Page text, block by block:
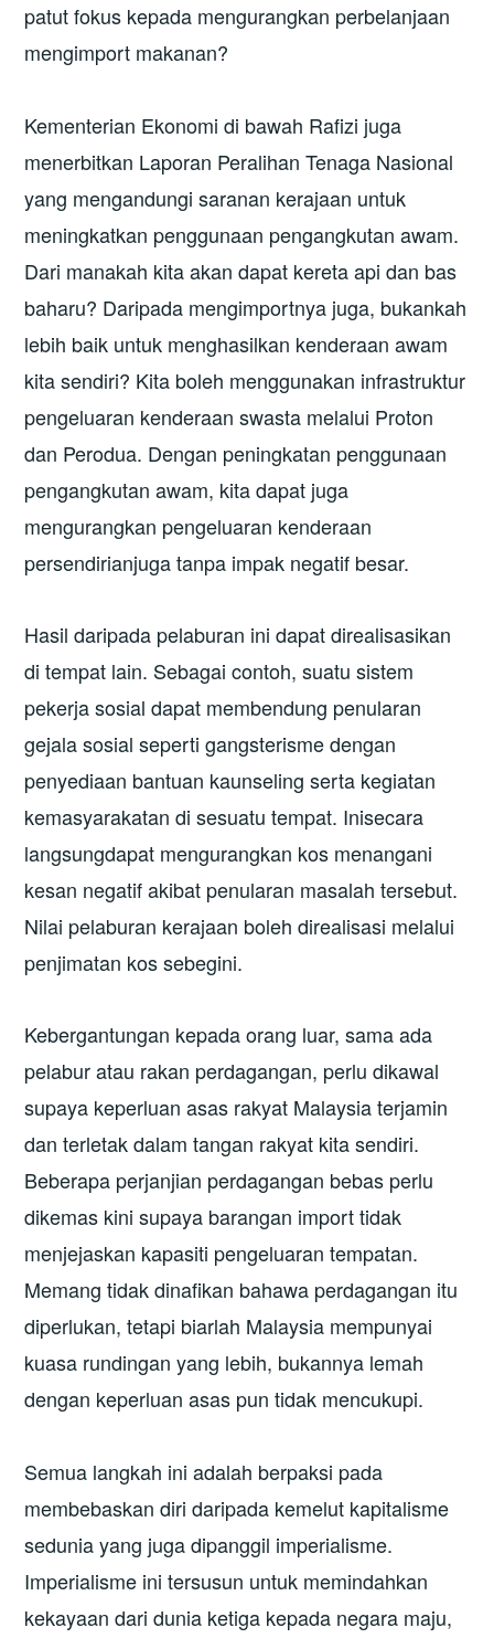
patut fokus kepada mengurangkan perbelanjaan
mengimport makanan?
Kementerian Ekonomi di bawah Rafizi juga
menerbitkan Laporan Peralihan Tenaga Nasional
yang mengandungi saranan kerajaan untuk
meningkatkan penggunaan pengangkutan awam.
Dari manakah kita akan dapat kereta api dan bas
baharu? Daripada mengimportnya juga, bukankah
lebih baik untuk menghasilkan kenderaan awam
kita sendiri? Kita boleh menggunakan infrastruktur
pengeluaran kenderaan swasta melalui Proton
dan Perodua. Dengan peningkatan penggunaan
pengangkutan awam, kita dapat juga
mengurangkan pengeluaran kenderaan
persendirianjuga tanpa impak negatif besar.
Hasil daripada pelaburan ini dapat direalisasikan
di tempat lain. Sebagai contoh, suatu sistem
pekerja sosial dapat membendung penularan
gejala sosial seperti gangsterisme dengan
penyediaan bantuan kaunseling serta kegiatan
kemasyarakatan di sesuatu tempat. Inisecara
langsungdapat mengurangkan kos menangani
kesan negatif akibat penularan masalah tersebut.
Nilai pelaburan kerajaan boleh direalisasi melalui
penjimatan kos sebegini.
Kebergantungan kepada orang luar, sama ada
pelabur atau rakan perdagangan, perlu dikawal
supaya keperluan asas rakyat Malaysia terjamin
dan terletak dalam tangan rakyat kita sendiri.
Beberapa perjanjian perdagangan bebas perlu
dikemas kini supaya barangan import tidak
menjejaskan kapasiti pengeluaran tempatan.
Memang tidak dinafikan bahawa perdagangan itu
diperlukan, tetapi biarlah Malaysia mempunyai
kuasa rundingan yang lebih, bukannya lemah
dengan keperluan asas pun tidak mencukupi.
Semua langkah ini adalah berpaksi pada
membebaskan diri daripada kemelut kapitalisme
sedunia yang juga dipanggil imperialisme.
Imperialisme ini tersusun untuk memindahkan
kekayaan dari dunia ketiga kepada negara maju,